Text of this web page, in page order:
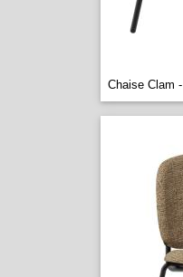
Chaise Clam -